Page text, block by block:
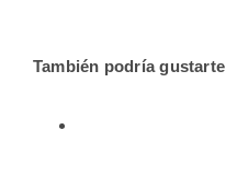
También podría gustarte